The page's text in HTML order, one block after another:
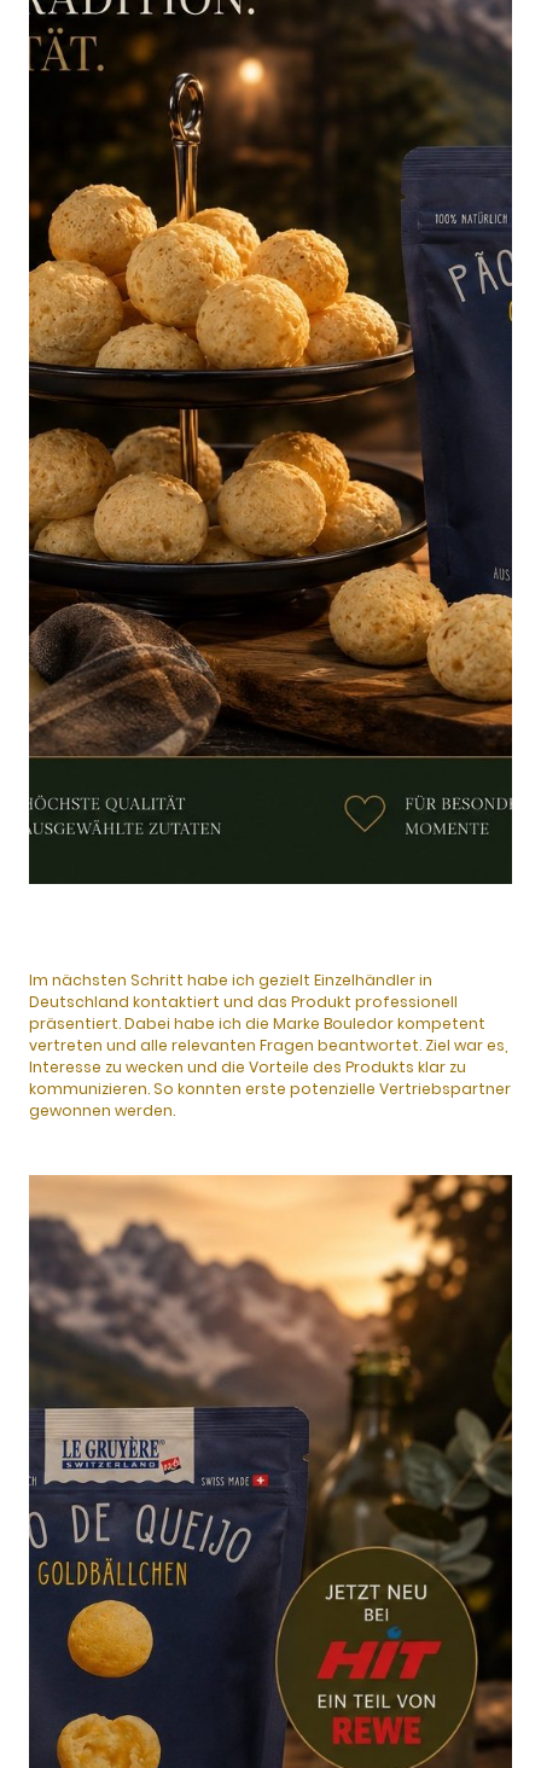
Im nächsten Schritt habe ich gezielt Einzelhändler in
Deutschland kontaktiert und das Produkt professionell
präsentiert. Dabei habe ich die Marke Bouledor kompetent
vertreten und alle relevanten Fragen beantwortet. Ziel war es,
Interesse zu wecken und die Vorteile des Produkts klar zu
kommunizieren. So konnten erste potenzielle Vertriebspartner
gewonnen werden.